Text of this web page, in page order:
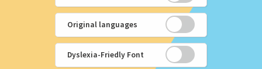
Original languages
Dyslexia-Friedly Font